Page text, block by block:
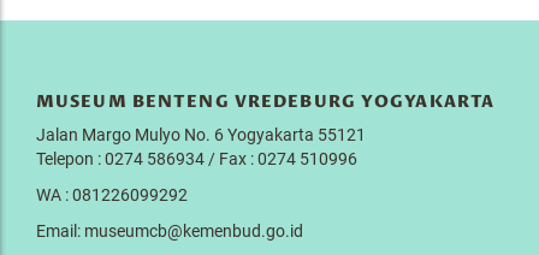
MUSEUM BENTENG VREDEBURG YOGYAKARTA
Jalan Margo Mulyo No. 6 Yogyakarta 55121
Telepon : 0274 586934 / Fax : 0274 510996
WA : 081226099292
Email: museumcb@kemenbud.go.id